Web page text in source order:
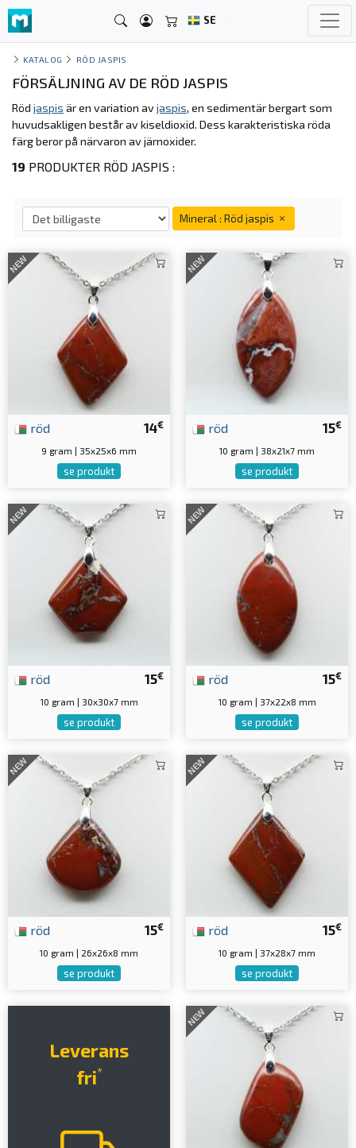
SE
KATALOG RÖD JASPIS
FÖRSÄLJNING AV DE RÖD JASPIS
Röd jaspis är en variation avjaspis, en sedimentär bergart som
huvudsakligen består av kiseldioxid. Dess karakteristiska röda
färg beror på närvaron av järnoxider.
19 PRODUKTER RÖD JASPIS :
Mineral : Röd jaspis
NEW
14€
röd
9 gram | 35x25x6 mm
se produkt
NEW
15€
röd
10 gram | 38x21x7 mm
se produkt
NEW
15€
röd
10 gram | 30x30x7 mm
se produkt
NEW
15€
röd
10 gram | 37x22x8 mm
se produkt
NEW
15€
röd
10 gram | 26x26x8 mm
se produkt
NEW
15€
röd
10 gram | 37x28x7 mm
se produkt
Leverans
fri*
NEW